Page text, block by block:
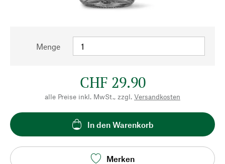
Menge
CHF 29.90
alle Preise inkl. MwSt., zzgl. Versandkosten
In den Warenkorb
Merken